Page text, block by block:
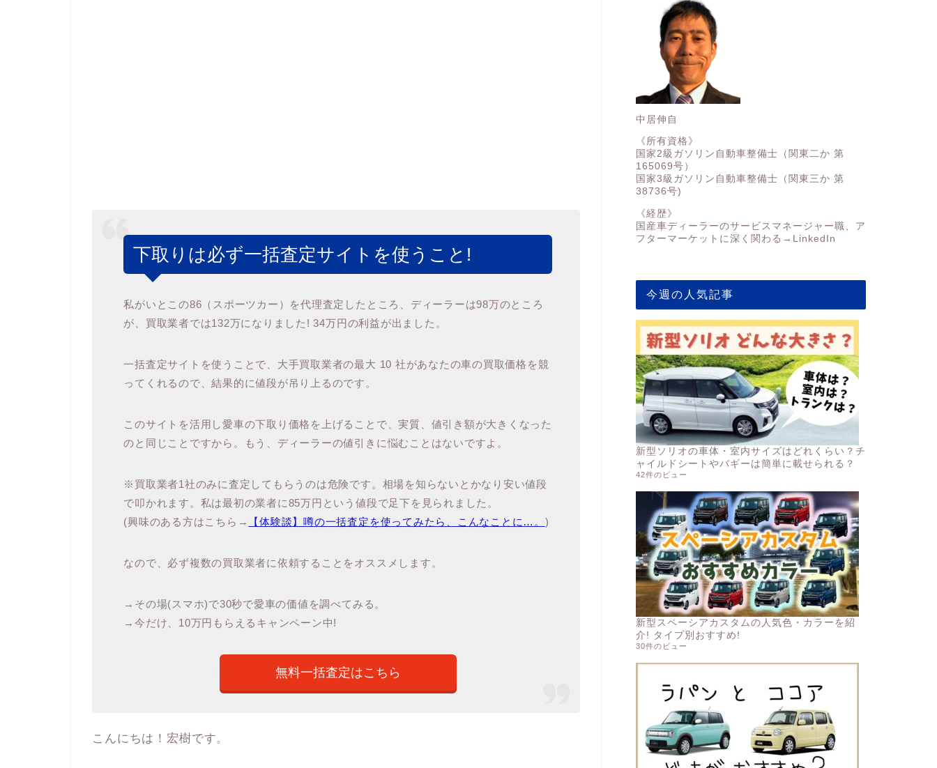
下取りは必ず一括査定サイトを使うこと!
私がいとこの86（スポーツカー）を代理査定したところ、ディーラーは98万のところ
が、買取業者では132万になりました! 34万円の利益が出ました。
一括査定サイトを使うことで、大手買取業者の最大 10 社があなたの車の買取価格を競
ってくれるので、結果的に値段が吊り上るのです。
このサイトを活用し愛車の下取り価格を上げることで、実質、値引き額が大きくなった
のと同じことですから。もう、ディーラーの値引きに悩むことはないですよ。
※買取業者1社のみに査定してもらうのは危険です。相場を知らないとかなり安い値段
で叩かれます。私は最初の業者に85万円という値段で足下を見られました。
(興味のある方はこちら→
【体験談】噂の一括査定を使ってみたら、こんなことに…。 )
なので、必ず複数の買取業者に依頼することをオススメします。
→その場(スマホ)で30秒で愛車の価値を調べてみる。
→今だけ、10万円もらえるキャンペーン中!
無料一括査定はこちら
こんにちは！宏樹です。
中居伸自
《所有資格》
国家2級ガソリン自動車整備士（関東二か 第
165069号）
国家3級ガソリン自動車整備士（関東三か 第
38736号)
《経歴》
国産車ディーラーのサービスマネージャー職、ア
フターマーケットに深く関わる→ LinkedIn
今週の人気記事
新型ソリオの車体・室内サイズはどれくらい？チ
ャイルドシートやバギーは簡単に載せられる？
42件のビュー
新型スペーシアカスタムの人気色・カラーを紹
介! タイプ別おすすめ!
30件のビュー